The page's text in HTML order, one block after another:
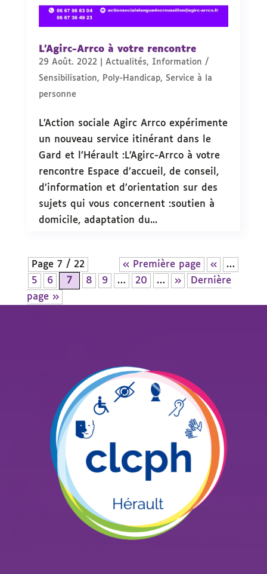
L’Agirc-Arrco à votre rencontre
29 Août. 2022| Actualités, Information /
Sensibilisation, Poly-Handicap, Service à la
personne
L’Action sociale Agirc Arrco expérimente
un nouveau service itinérant dans le
Gard et l’Hérault :L’Agirc-Arrco à votre
rencontre Espace d’accueil, de conseil,
d’information et d’orientation sur des
sujets qui vous concernent :soutien à
domicile, adaptation du...
Page 7 / 22 « Première page «
…
5
6 7 8 9 … 20 … »
Dernière
page »